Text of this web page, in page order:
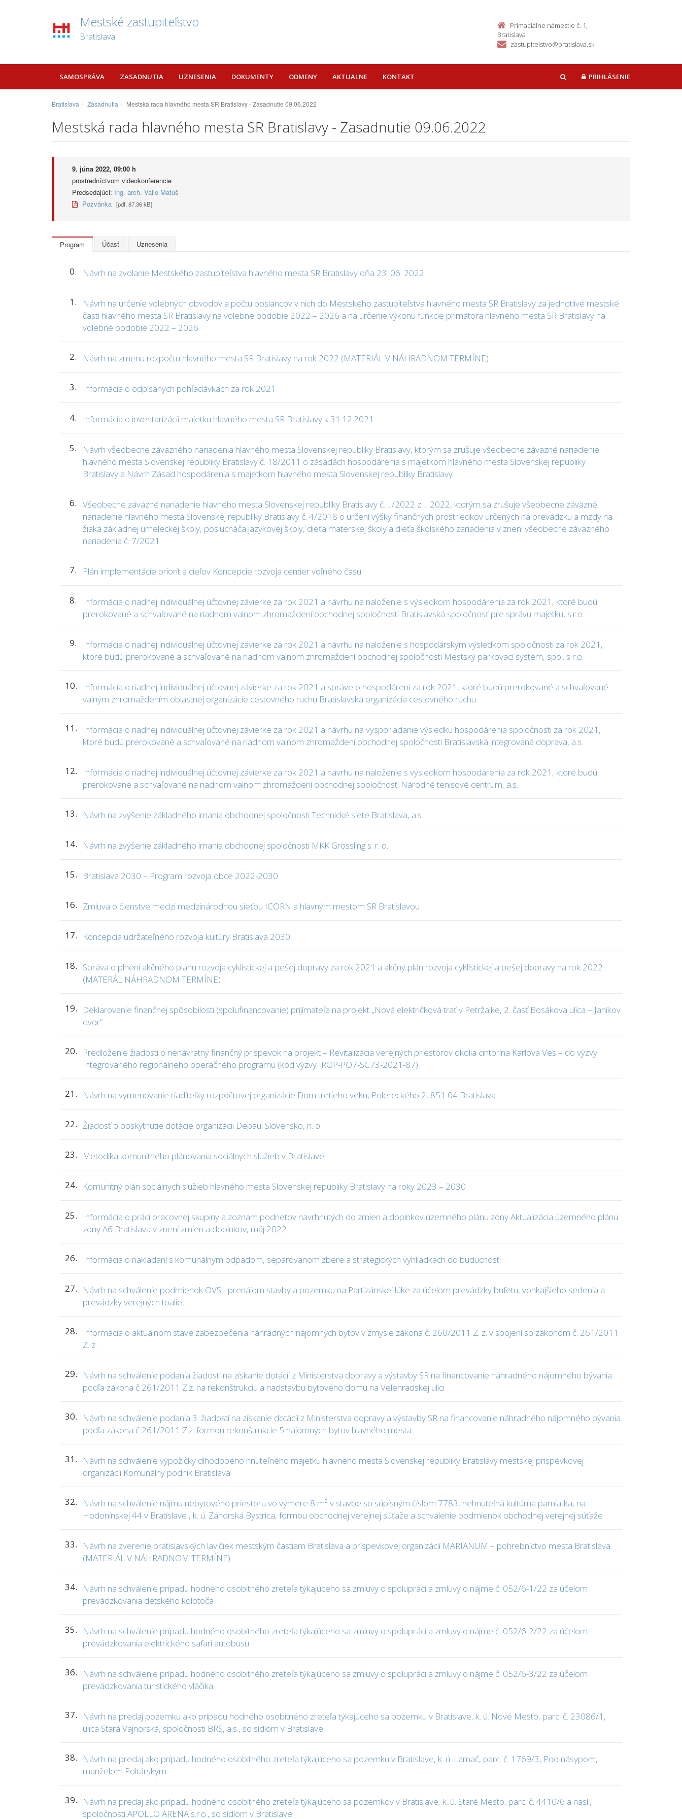
Mestské zastupiteľstvo
Bratislava
Primaciálne námestie č. 1,
Bratislava
zastupitelstvo@bratislava.sk
SAMOSPRÁVA ZASADNUTIA UZNESENIA DOKUMENTY ODMENY AKTUALNE KONTAKT HĽADAŤPRIHLÁSENIE
Bratislava Zasadnutia Mestská rada hlavného mesta SR Bratislavy - Zasadnutie 09.06.2022
Mestská rada hlavného mesta SR Bratislavy - Zasadnutie 09.06.2022
9. júna 2022, 09:00 h
prostredníctvom videokonferencie
Predsedajúci: Ing. arch. Vallo Matúš
Pozvánka [pdf, 87.36 kB]
Program Účasť Uznesenia
0. Návrh na zvolanie Mestského zastupiteľstva hlavného mesta SR Bratislavy dňa 23. 06. 2022
1.
Návrh na určenie volebných obvodov a počtu poslancov v nich do Mestského zastupiteľstva hlavného mesta SR Bratislavy za jednotlivé mestské
časti hlavného mesta SR Bratislavy na volebné obdobie 2022 – 2026 a na určenie výkonu funkcie primátora hlavného mesta SR Bratislavy na
volebné obdobie 2022 – 2026
2. Návrh na zmenu rozpočtu hlavného mesta SR Bratislavy na rok 2022 (MATERIÁL V NÁHRADNOM TERMÍNE)
3. Informácia o odpísaných pohľadávkach za rok 2021
4. Informácia o inventarizácii majetku hlavného mesta SR Bratislavy k 31.12.2021
5.
Návrh všeobecne záväzného nariadenia hlavného mesta Slovenskej republiky Bratislavy, ktorým sa zrušuje všeobecne záväzné nariadenie
hlavného mesta Slovenskej republiky Bratislavy č. 18/2011 o zásadách hospodárenia s majetkom hlavného mesta Slovenskej republiky
Bratislavy a Návrh Zásad hospodárenia s majetkom hlavného mesta Slovenskej republiky Bratislavy
6. Všeobecne záväzné nariadenie hlavného mesta Slovenskej republiky Bratislavy č. .../2022 z ... 2022, ktorým sa zrušuje všeobecne záväzné
nariadenie hlavného mesta Slovenskej republiky Bratislavy č. 4/2018 o určení výšky finančných prostriedkov určených na prevádzku a mzdy na
žiaka základnej umeleckej školy, poslucháča jazykovej školy, dieťa materskej školy a dieťa školského zariadenia v znení všeobecne záväzného
nariadenia č. 7/2021
7. Plán implementácie priorít a cieľov Koncepcie rozvoja centier voľného času
8.
Informácia o riadnej individuálnej účtovnej závierke za rok 2021 a návrhu na naloženie s výsledkom hospodárenia za rok 2021, ktoré budú
prerokované a schvaľované na riadnom valnom zhromaždení obchodnej spoločnosti Bratislavská spoločnosť pre správu majetku, s.r.o.
9.
Informácia o riadnej individuálnej účtovnej závierke za rok 2021 a návrhu na naloženie s hospodárskym výsledkom spoločnosti za rok 2021,
ktoré budú prerokované a schvaľované na riadnom valnom zhromaždení obchodnej spoločnosti Mestský parkovací systém, spol. s r.o.
10.
Informácia o riadnej individuálnej účtovnej závierke za rok 2021 a správe o hospodárení za rok 2021, ktoré budú prerokované a schvaľované
valným zhromaždením oblastnej organizácie cestovného ruchu Bratislavská organizácia cestovného ruchu
11.
Informácia o riadnej individuálnej účtovnej závierke za rok 2021 a návrhu na vysporiadanie výsledku hospodárenia spoločnosti za rok 2021,
ktoré budú prerokované a schvaľované na riadnom valnom zhromaždení obchodnej spoločnosti Bratislavská integrovaná doprava, a.s.
12.
Informácia o riadnej individuálnej účtovnej závierke za rok 2021 a návrhu na naloženie s výsledkom hospodárenia za rok 2021, ktoré budú
prerokované a schvaľované na riadnom valnom zhromaždení obchodnej spoločnosti Národné tenisové centrum, a.s.
13. Návrh na zvýšenie základného imania obchodnej spoločnosti Technické siete Bratislava, a.s.
14. Návrh na zvýšenie základného imania obchodnej spoločnosti MKK Grössling s. r. o.
15. Bratislava 2030 – Program rozvoja obce 2022-2030
16. Zmluva o členstve medzi medzinárodnou sieťou ICORN a hlavným mestom SR Bratislavou
17. Koncepcia udržateľného rozvoja kultúry Bratislava 2030
18. Správa o plnení akčného plánu rozvoja cyklistickej a pešej dopravy za rok 2021 a akčný plán rozvoja cyklistickej a pešej dopravy na rok 2022
(MATERÁL NÁHRADNOM TERMÍNE)
19.
Deklarovanie finančnej spôsobilosti (spolufinancovanie) prijímateľa na projekt „Nová električková trať v Petržalke, 2. časť Bosákova ulica – Janíkov
dvor“
20.
Predloženie žiadosti o nenávratný finančný príspevok na projekt – Revitalizácia verejných priestorov okolia cintorína Karlova Ves – do výzvy
Integrovaného regionálneho operačného programu (kód výzvy IROP-PO7-SC73-2021-87)
21. Návrh na vymenovanie riaditeľky rozpočtovej organizácie Dom tretieho veku, Polereckého 2, 851 04 Bratislava
22. Žiadosť o poskytnutie dotácie organizácii Depaul Slovensko, n. o.
23. Metodika komunitného plánovania sociálnych služieb v Bratislave
24. Komunitný plán sociálnych služieb hlavného mesta Slovenskej republiky Bratislavy na roky 2023 – 2030
25.
Informácia o práci pracovnej skupiny a zoznam podnetov navrhnutých do zmien a doplnkov územného plánu zóny Aktualizácia územného plánu
zóny A6 Bratislava v znení zmien a doplnkov, máj 2022
26. Informácia o nakladaní s komunálnym odpadom, separovanom zbere a strategických vyhliadkach do budúcnosti
27.
Návrh na schválenie podmienok OVS - prenájom stavby a pozemku na Partizánskej lúke za účelom prevádzky bufetu, vonkajšieho sedenia a
prevádzky verejných toaliet
28.
Informácia o aktuálnom stave zabezpečenia náhradných nájomných bytov v zmysle zákona č. 260/2011 Z. z. v spojení so zákonom č. 261/2011
Z. z.
29.
Návrh na schválenie podania žiadosti na získanie dotácií z Ministerstva dopravy a výstavby SR na financovanie náhradného nájomného bývania
podľa zákona č 261/2011 Z.z. na rekonštrukciu a nadstavbu bytového domu na Velehradskej ulici
30.
Návrh na schválenie podania 3. žiadostí na získanie dotácií z Ministerstva dopravy a výstavby SR na financovanie náhradného nájomného bývania
podľa zákona č 261/2011 Z.z. formou rekonštrukcie 5 nájomných bytov hlavného mesta
31.
Návrh na schválenie výpožičky dlhodobého hnuteľného majetku hlavného mesta Slovenskej republiky Bratislavy mestskej príspevkovej
organizácii Komunálny podnik Bratislava
32.
Návrh na schválenie nájmu nebytového priestoru vo výmere 8 m² v stavbe so súpisným číslom 7783, nehnuteľná kultúrna pamiatka, na
Hodonínskej 44 v Bratislave , k. ú. Záhorská Bystrica, formou obchodnej verejnej súťaže a schválenie podmienok obchodnej verejnej súťaže
33.
Návrh na zverenie bratislavských lavičiek mestským častiam Bratislava a príspevkovej organizácií MARIANUM – pohrebníctvo mesta Bratislava
(MATERIÁL V NÁHRADNOM TERMÍNE)
34.
Návrh na schválenie prípadu hodného osobitného zreteľa týkajúceho sa zmluvy o spolupráci a zmluvy o nájme č. 052/6-1/22 za účelom
prevádzkovania detského kolotoča
35.
Návrh na schválenie prípadu hodného osobitného zreteľa týkajúceho sa zmluvy o spolupráci a zmluvy o nájme č. 052/6-2/22 za účelom
prevádzkovania elektrického safari autobusu
36.
Návrh na schválenie prípadu hodného osobitného zreteľa týkajúceho sa zmluvy o spolupráci a zmluvy o nájme č. 052/6-3/22 za účelom
prevádzkovania turistického vláčika
37.
Návrh na predaj pozemku ako prípadu hodného osobitného zreteľa týkajúceho sa pozemku v Bratislave, k. ú. Nové Mesto, parc. č. 23086/1,
ulica Stará Vajnorská, spoločnosti BRS, a.s., so sídlom v Bratislave
38.
Návrh na predaj ako prípadu hodného osobitného zreteľa týkajúceho sa pozemku v Bratislave, k. ú. Lamač, parc. č. 1769/3, Pod násypom,
manželom Poltárskym
39.
Návrh na predaj ako prípadu hodného osobitného zreteľa týkajúceho sa pozemkov v Bratislave, k. ú. Staré Mesto, parc. č. 4410/6 a nasl.,
spoločnosti APOLLO ARENA s.r.o., so sídlom v Bratislave